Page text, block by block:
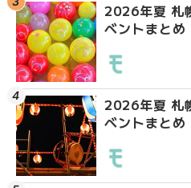
2026年夏 札
ベントまと
2026年夏 札
ベントまと